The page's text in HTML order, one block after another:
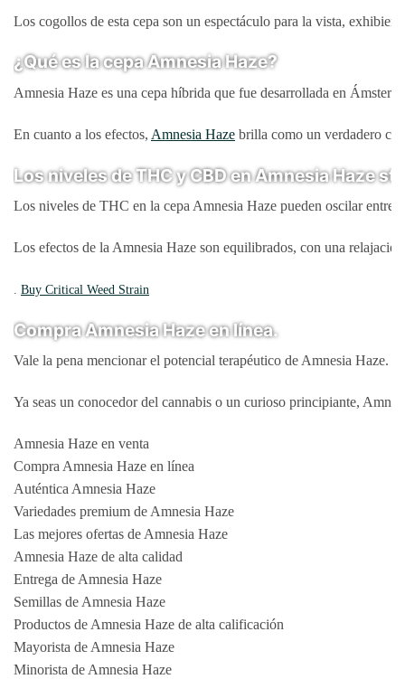
Los cogollos de esta cepa son un espectáculo para la vista,
¿Qué es la cepa Amnesia Haze?
Amnesia Haze es una cepa híbrida que fue desarrollada en
En cuanto a los efectos, Amnesia Haze brilla como un verdadero
Los niveles de THC y CBD en Amnesia Haze
Los niveles de THC en la cepa Amnesia Haze pueden oscilar
Los efectos de la Amnesia Haze son equilibrados, con una
Buy Critical Weed Strain
Compra Amnesia Haze en línea.
Vale la pena mencionar el potencial terapéutico de Amnesia Haze.
Ya seas un conocedor del cannabis o un curioso principiante,
Amnesia Haze en venta
Compra Amnesia Haze en línea
Auténtica Amnesia Haze
Variedades premium de Amnesia Haze
Las mejores ofertas de Amnesia Haze
Amnesia Haze de alta calidad
Entrega de Amnesia Haze
Semillas de Amnesia Haze
Productos de Amnesia Haze de alta calificación
Mayorista de Amnesia Haze
Minorista de Amnesia Haze